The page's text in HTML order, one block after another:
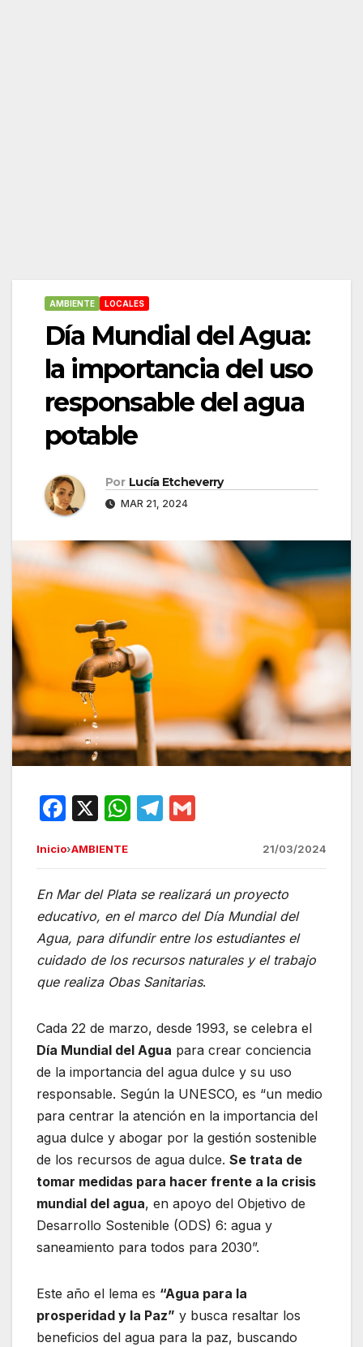
AMBIENTE LOCALES
Día Mundial del Agua:
la importancia del uso
responsable del agua
potable
Por Lucía Etcheverry
MAR 21, 2024
F
c
e
b
o
o
k
X
W
at
s
A
p
p
T
e
gr
a
m
ail
Inicio›AMBIENTE 21/03/2024
En Mar del Plata se realizará un proyecto
educativo, en el marco del Día Mundial del
Agua, para difundir entre los estudiantes el
cuidado de los recursos naturales y el trabajo
que realiza Obas Sanitarias.
Cada 22 de marzo, desde 1993, se celebra el
Día Mundial del Agua para crear conciencia
de la importancia del agua dulce y su uso
responsable. Según la UNESCO, es “un medio
para centrar la atención en la importancia del
agua dulce y abogar por la gestión sostenible
de los recursos de agua dulce. Se trata de
tomar medidas para hacer frente a la crisis
mundial del agua, en apoyo del Objetivo de
Desarrollo Sostenible (ODS) 6: agua y
saneamiento para todos para 2030”.
Este año el lema es “Agua para la
prosperidad y la Paz” y busca resaltar los
beneficios del agua para la paz, buscando